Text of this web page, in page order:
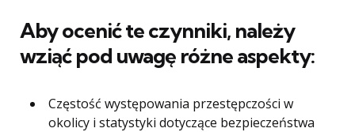
Aby ocenić te czynniki, należy
wziąć pod uwagę różne aspekty:
Częstość występowania przestępczości w
okolicy i statystyki dotyczące bezpieczeństwa